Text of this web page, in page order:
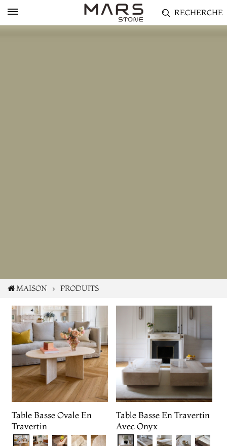
RECHERCHE
MAISON PRODUITS
Table Basse Ovale En
Travertin
Table Basse En Travertin
Avec Onyx